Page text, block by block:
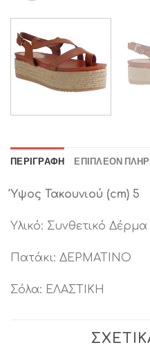
ΠΕΡΙΓΡΑΦΉ ΕΠΙΠΛΈΟΝ
Ύψος Τακουνιού (cm) 5
Υλικό: Συνθετικό Δέρμα
Πατάκι: ΔΕΡΜΑΤΙΝΟ
Σόλα: ΕΛΑΣΤΙΚΗ